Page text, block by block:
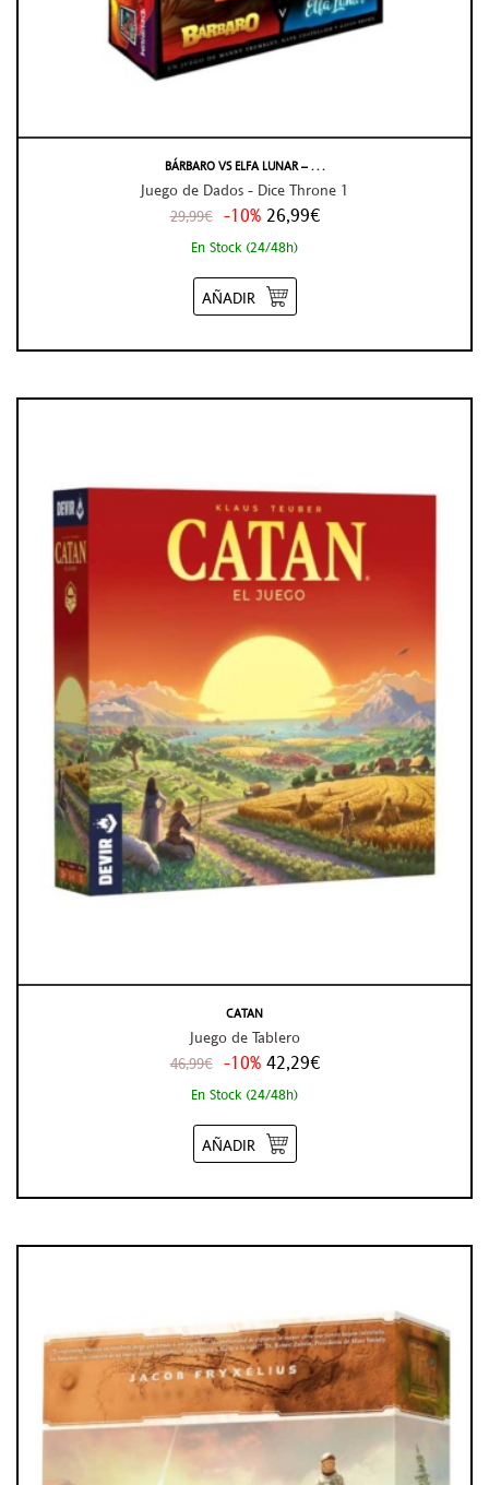
BÁRBARO VS ELFA LUNAR – . . .
Juego de Dados - Dice Throne 1
29,99€ -10% 26,99€
En Stock (24/48h)
AÑADIR
CATAN
Juego de Tablero
46,99€ -10% 42,29€
En Stock (24/48h)
AÑADIR